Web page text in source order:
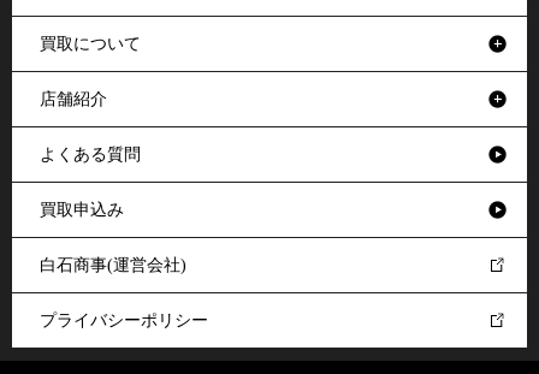
買取について
店舗紹介
よくある質問
買取申込み
白石商事(運営会社)
プライバシーポリシー